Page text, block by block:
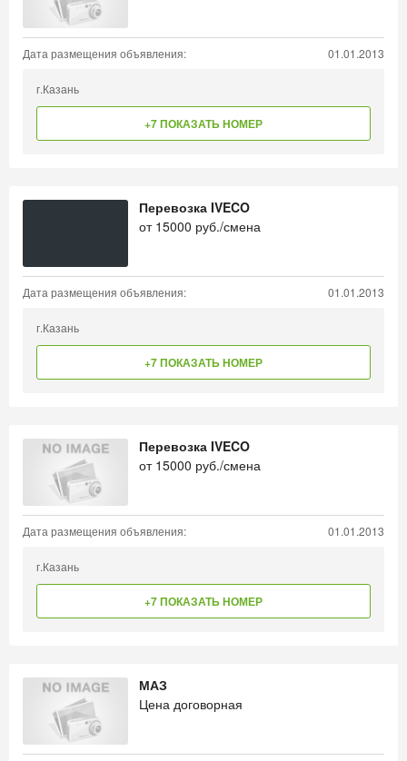
Дата размещения объявления: 01.01.2013
г.Казань
+7 ПОКАЗАТЬ НОМЕР
Перевозка IVECO
от 15000 руб./смена
Дата размещения объявления: 01.01.2013
г.Казань
+7 ПОКАЗАТЬ НОМЕР
Перевозка IVECO
от 15000 руб./смена
Дата размещения объявления: 01.01.2013
г.Казань
+7 ПОКАЗАТЬ НОМЕР
МАЗ
Цена договорная